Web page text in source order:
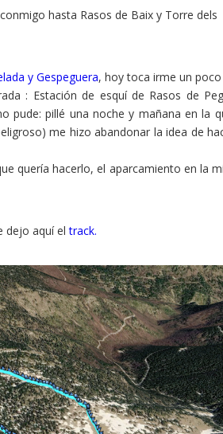
hasta Rasos de Baix y Torre dels
y Gespeguera, hoy toca irme un
: Estación de esquí de Rasos de
pude: pillé una noche y mañana en la
me hizo abandonar la idea de
quería hacerlo, el aparcamiento en la
dejo aquí el track.
Gmail